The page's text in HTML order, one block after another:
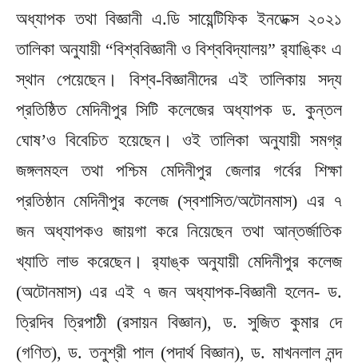
অধ্যাপক তথা বিজ্ঞানী এ.ডি সায়েন্টিফিক ইনডেক্স ২০২১
তালিকা অনুযায়ী “বিশ্ববিজ্ঞানী ও বিশ্ববিদ্যালয়” র‍্যাঙ্কিং এ
স্থান পেয়েছেন। বিশ্ব-বিজ্ঞানীদের এই তালিকায় সদ্য
প্রতিষ্ঠিত মেদিনীপুর সিটি কলেজের অধ্যাপক ড. কুন্তল
ঘোষ’ও বিবেচিত হয়েছেন। ওই তালিকা অনুযায়ী সমগ্র
জঙ্গলমহল তথা পশ্চিম মেদিনীপুর জেলার গর্বের শিক্ষা
প্রতিষ্ঠান মেদিনীপুর কলেজ (স্বশাসিত/অটোনমাস) এর ৭
জন অধ্যাপকও জায়গা করে নিয়েছেন তথা আন্তর্জাতিক
খ্যাতি লাভ করেছেন। র‍্যাঙ্ক অনুযায়ী মেদিনীপুর কলেজ
(অটোনমাস) এর এই ৭ জন অধ্যাপক-বিজ্ঞানী হলেন- ড.
ত্রিদিব ত্রিপাঠী (রসায়ন বিজ্ঞান), ড. সুজিত কুমার দে
(গণিত), ড. তনুশ্রী পাল (পদার্থ বিজ্ঞান), ড. মাখনলাল নন্দ